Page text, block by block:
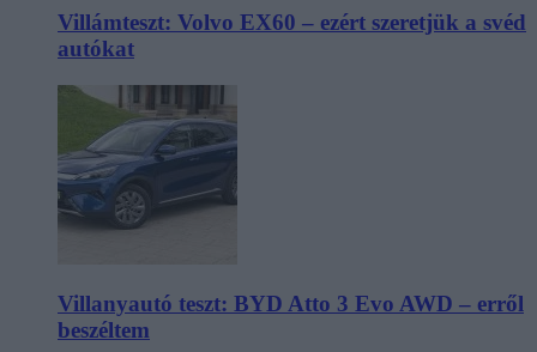
Villámteszt: Volvo EX60 – ezért szeretjük a svéd
autókat
Villanyautó teszt: BYD Atto 3 Evo AWD – erről
beszéltem